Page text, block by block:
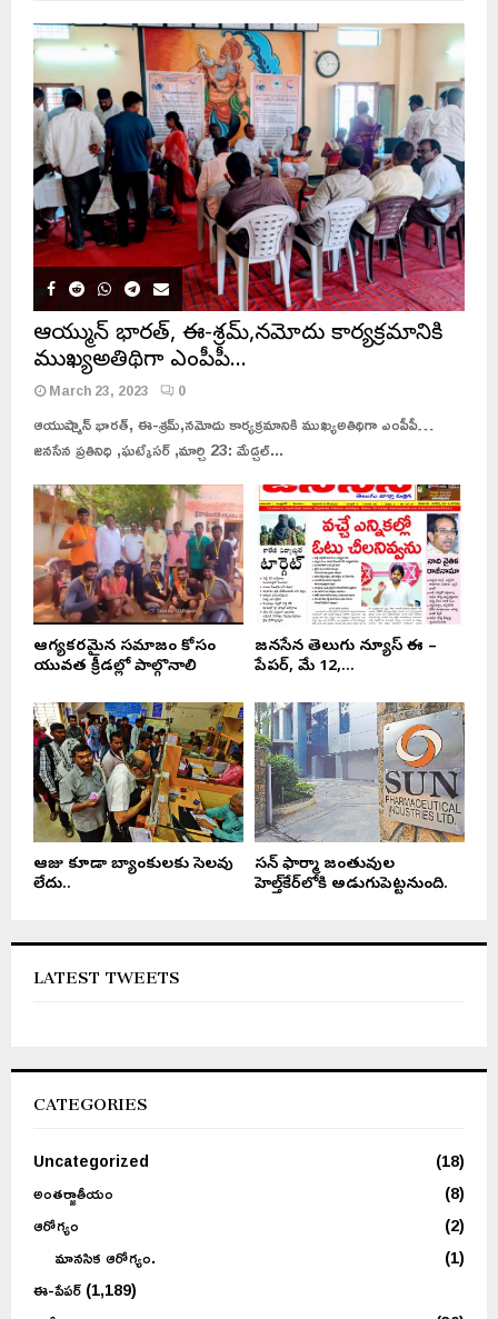
ఆయుష్మాన్ భారత్, ఈ-శ్రమ్,నమోదు కార్యక్రమానికి
ముఖ్యఅతిథిగా ఎంపీపీ…
March 23, 2023 0
ఆయుష్మాన్ భారత్, ఈ-శ్రమ్,నమోదు కార్యక్రమానికి ముఖ్యఅతిథిగా ఎంపీపీ…
జనసేన ప్రతినిధి ,ఘట్కేసర్ ,మార్చి 23: మేడ్చల్...
ఆరోగ్యకరమైన సమాజం కోసం
యువత క్రీడల్లో పాల్గొనాలి
జనసేన తెలుగు న్యూస్ ఈ –
పేపర్, మే 12,...
ఆరోజు కూడా బ్యాంకులకు సెలవు
లేదు..
సన్ ఫార్మా జంతువుల
హెల్త్‌కేర్‌లోకి అడుగుపెట్టనుంది.
LATEST TWEETS
CATEGORIES
Uncategorized
(18)
అంతర్జాతీయం
(8)
ఆరోగ్యం
(2)
మానసిక ఆరోగ్యం.
(1)
ఈ-పేపర్(1,189)